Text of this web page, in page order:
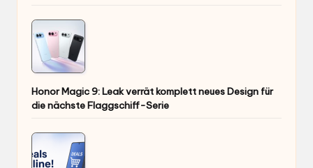
Honor Magic 9: Leak verrät komplett neues Design für
die nächste Flaggschiff-Serie